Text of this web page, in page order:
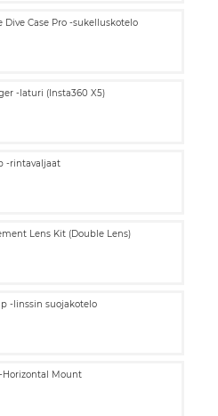
Dive Case Pro -sukelluskotelo
-laturi (Insta360 X5)
-rintavaljaat
Lens Kit (Double Lens)
-linssin suojakotelo
Horizontal Mount